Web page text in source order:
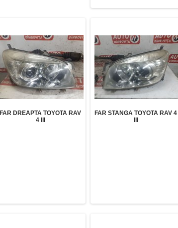
FAR DREAPTA TOYOTA RAV
4 III
FAR STANGA TOYOTA RAV 4